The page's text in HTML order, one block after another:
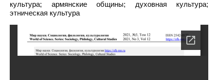
культура; армянские общины; духовная культура;
этническая культура